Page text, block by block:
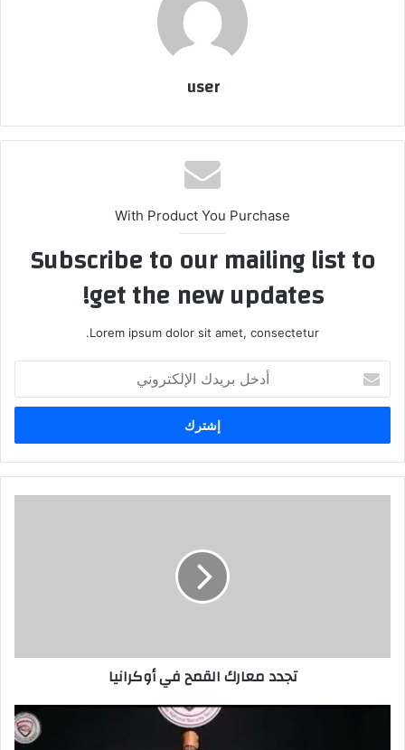
user
With Product You Purchase
Subscribe to our mailing list to
get the new updates!
Lorem ipsum dolor sit amet, consectetur.
بريدك
الإلكتروني
تجدد معارك القمح في أوكرانيا